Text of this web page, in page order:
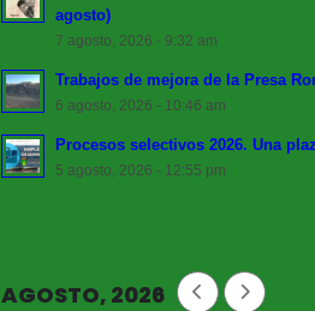
agosto)
7 agosto, 2026 - 9:32 am
Trabajos de mejora de la Presa
6 agosto, 2026 - 10:46 am
Procesos selectivos 2026. Una
5 agosto, 2026 - 12:55 pm
AGOSTO, 2026